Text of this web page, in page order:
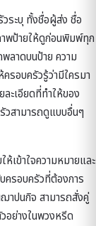
ระบุ ทั้งชื่อผู้ส่ง ชื่อ
พป้ายให้ดูก่อนพิมพ์ทุก
ลาดบนป้าย ความ
รอบครัวรู้ว่ามีใครมา
ะเอียดที่ทำให้ของ
สามารถดูแบบอื่นๆ
ห้เข้าใจความหมายและ
ครอบครัวที่ต้องการ
าปนกิจ สามารถสั่งคู่
อย่างในพวงหรีด